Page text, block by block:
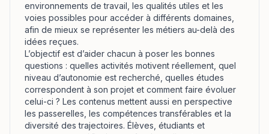
environnements de travail, les qualités utiles et les
voies possibles pour accéder à différents domaines,
afin de mieux se représenter les métiers au-delà des
idées reçues.
L’objectif est d’aider chacun à poser les bonnes
questions : quelles activités motivent réellement, quel
niveau d’autonomie est recherché, quelles études
correspondent à son projet et comment faire évoluer
celui-ci ? Les contenus mettent aussi en perspective
les passerelles, les compétences transférables et la
diversité des trajectoires. Élèves, étudiants et